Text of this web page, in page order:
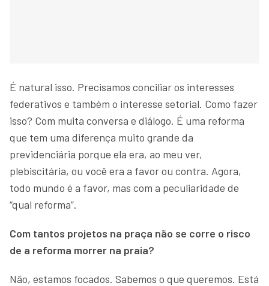
É natural isso. Precisamos conciliar os interesses
federativos e também o interesse setorial. Como fazer
isso? Com muita conversa e diálogo. É uma reforma
que tem uma diferença muito grande da
previdenciária porque ela era, ao meu ver,
plebiscitária, ou você era a favor ou contra. Agora,
todo mundo é a favor, mas com a peculiaridade de
“qual reforma”.
Com tantos projetos na praça não se corre o risco
de a reforma morrer na praia?
Não, estamos focados. Sabemos o que queremos. Está